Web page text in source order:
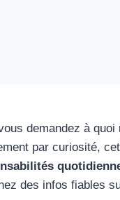
demandez à quoi
par curiosité,
des infos fiables